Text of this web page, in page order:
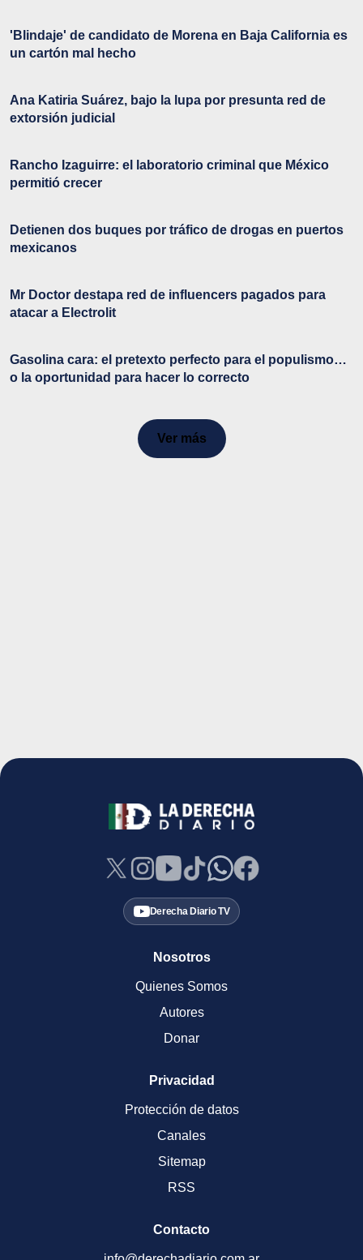
'Blindaje' de candidato de Morena en Baja California es
un cartón mal hecho
Ana Katiria Suárez, bajo la lupa por presunta red de
extorsión judicial
Rancho Izaguirre: el laboratorio criminal que México
permitió crecer
Detienen dos buques por tráfico de drogas en puertos
mexicanos
Mr Doctor destapa red de influencers pagados para
atacar a Electrolit
Gasolina cara: el pretexto perfecto para el populismo…
o la oportunidad para hacer lo correcto
Ver más
Derecha Diario TV
Nosotros
Quienes Somos
Autores
Donar
Privacidad
Protección de datos
Canales
Sitemap
RSS
Contacto